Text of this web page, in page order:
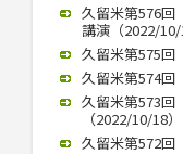
久留米第576回
講演（2022/10/
久留米第575
久留米第574
久留米第573
（2022/10/18）
久留米第572